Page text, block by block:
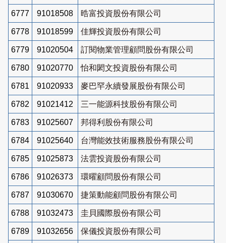
6777 91018508 晧富投資股份有限公司
6778 91018599 佳輝投資股份有限公司
6779 91020504 訂閱物業管理顧問股份有限公司
6780 91020770 怡和閎文投資股份有限公司
6781 91020933 麥巴罕永續發展股份有限公司
6782 91021412 三一能源科技股份有限公司
6783 91025607 邦得利股份有限公司
6784 91025640 台灣能效技術服務股份有限公司
6785 91025873 法雲投資股份有限公司
6786 91026373 環曜顧問股份有限公司
6787 91030670 捷策動能顧問股份有限公司
6788 91032473 圭貝國際股份有限公司
6789 91032656 保儀投資股份有限公司